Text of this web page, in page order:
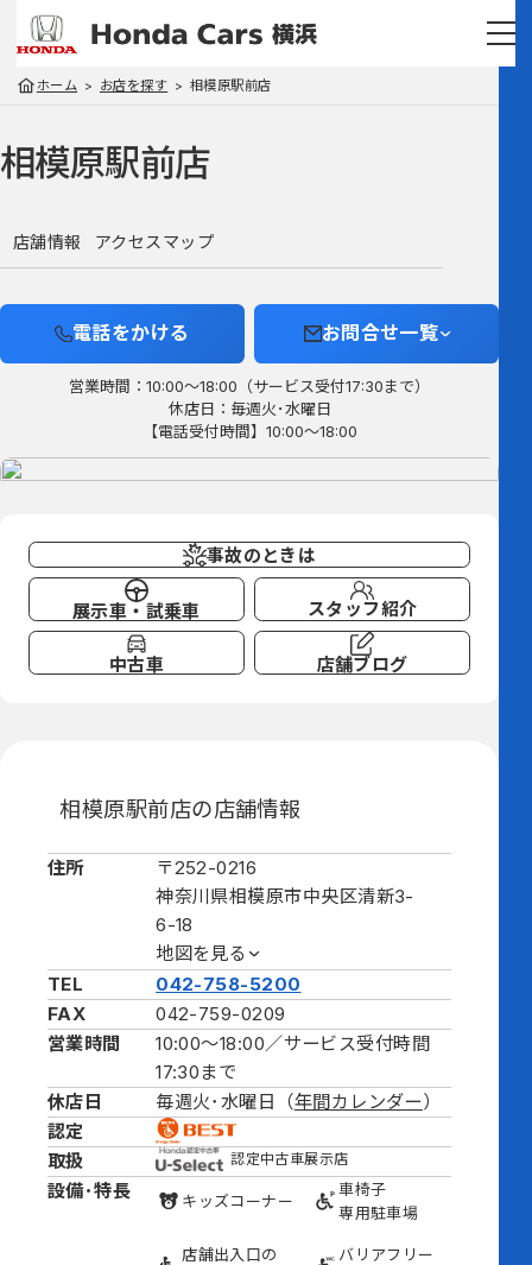
ホーム お店を探す 相模原駅前店
相模原駅前店
店舗情報 アクセスマップ
営業時間：10:00～18:00（サービス受付17:30まで）
休店日：毎週火･水曜日
【電話受付時間】10:00～18:00
電話をかける お問合せ一覧
事故のときは
展示車・試乗車 スタッフ紹介
中古車 店舗ブログ
相模原駅前店の店舗情報
住所
〒252-0216
神奈川県相模原市中央区清新3-
6-18
地図を見る
TEL
042-758-5200
FAX
042-759-0209
営業時間
10:00～18:00／サービス受付時間
17:30まで
休店日
毎週火･水曜日（年間カレンダー）
認定
取扱
認定中古車展示店
設備･特長 キッズコーナー
車椅子
専用駐車場
店舗出入口の
バリアフリー